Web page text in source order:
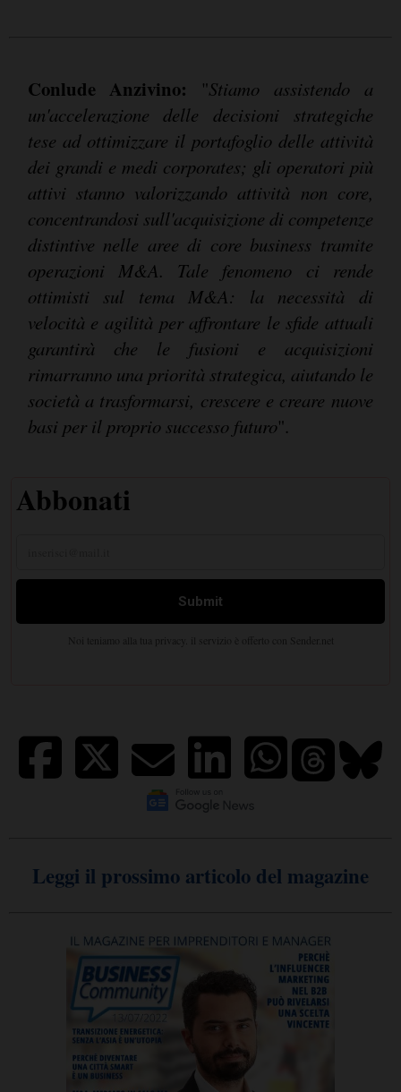
Conlude Anzivino: "Stiamo assistendo a
un'accelerazione delle decisioni strategiche
tese ad ottimizzare il portafoglio delle attività
dei grandi e medi corporates; gli operatori più
attivi stanno valorizzando attività non core,
concentrandosi sull'acquisizione di competenze
distintive nelle aree di core business tramite
operazioni M&A. Tale fenomeno ci rende
ottimisti sul tema M&A: la necessità di
velocità e agilità per affrontare le sfide attuali
garantirà che le fusioni e acquisizioni
rimarranno una priorità strategica, aiutando le
società a trasformarsi, crescere e creare nuove
basi per il proprio successo futuro".
Leggi il prossimo articolo del magazine